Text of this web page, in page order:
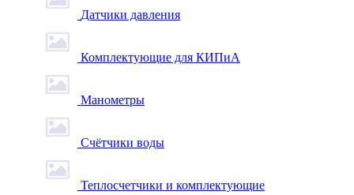
Датчики давления
Комплектующие для КИПиА
Манометры
Счётчики воды
Теплосчетчики и комплектующие